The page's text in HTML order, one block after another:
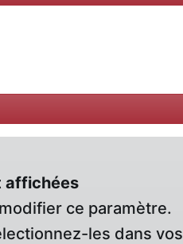
affichées
ce paramètre.
les dans vos